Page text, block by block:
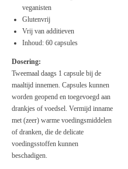
veganisten
Glutenvrij
Vrij van additieven
Inhoud: 60 capsules
Dosering:
Tweemaal daags 1 capsule bij de
maaltijd innemen. Capsules kunnen
worden geopend en toegevoegd aan
drankjes of voedsel. Vermijd inname
met (zeer) warme voedingsmiddelen
of dranken, die de delicate
voedingsstoffen kunnen
beschadigen.